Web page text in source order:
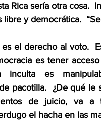
Rica sería otra cosa.
libre y democrática.
el derecho al voto.
es tener
inculta es
pacotilla.  ¿De qué
de juicio, va a
el hacha en las